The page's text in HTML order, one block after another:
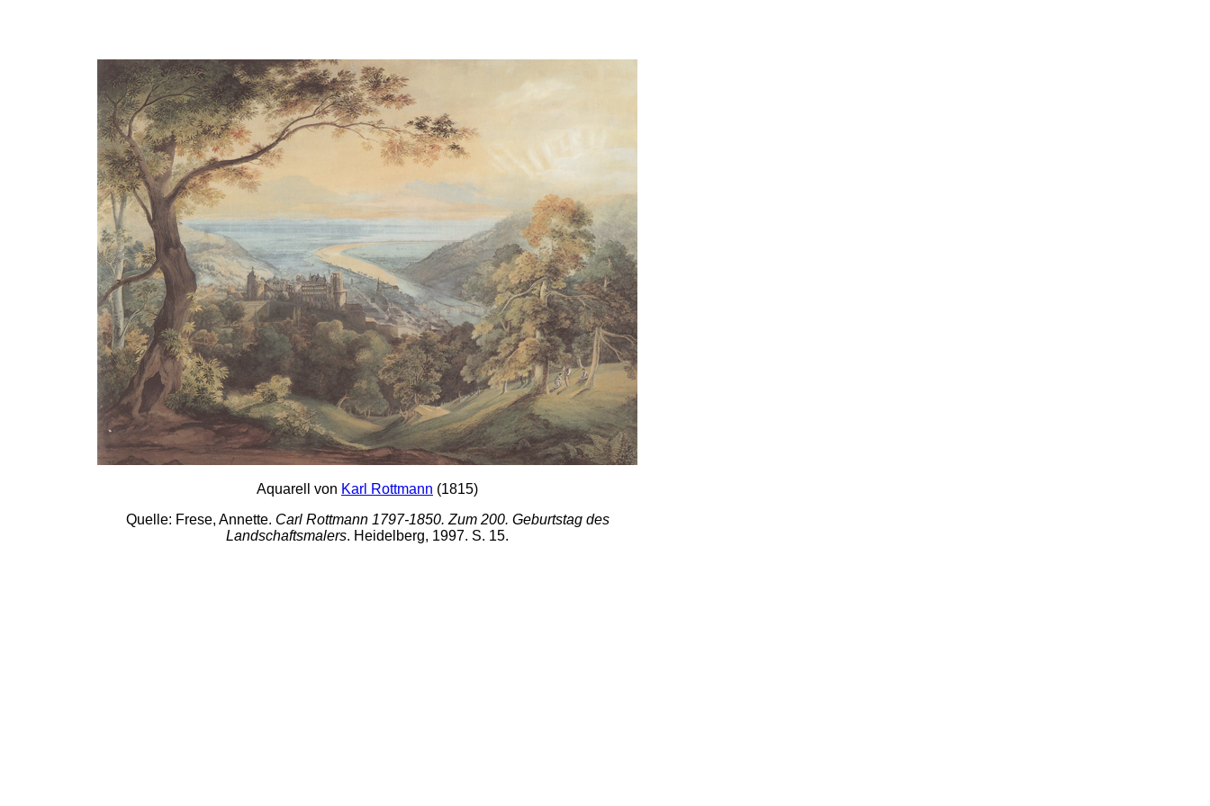
Aquarell von Karl Rottmann (1815)
Quelle: Frese, Annette. Carl Rottmann 1797-1850. Zum 200. Geburtstag des
Landschaftsmalers. Heidelberg, 1997. S. 15.